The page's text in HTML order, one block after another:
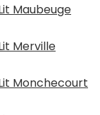
Maubeuge
Merville
Monchecourt